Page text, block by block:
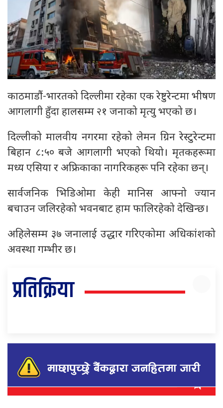
काठमाडौं-भारतको दिल्लीमा रहेका एक रेष्टुरेन्टमा भीषण
आगलागी हुँदा हालसम्म २१ जनाको मृत्यु भएको छ।
दिल्लीको मालवीय नगरमा रहेको लेमन ग्रिन रेस्टुरेन्टमा
बिहान ८:५० बजे आगलागी भएको थियो। मृतकहरूमा
मध्य एसिया र अफ्रिकाका नागरिकहरू पनि रहेका छन्।
सार्वजनिक भिडिओमा केही मानिस आफ्नो ज्यान
बचाउन जलिरहेको भवनबाट हाम फालिरहेको देखिन्छ।
अहिलेसम्म ३७ जनालाई उद्धार गरिएकोमा अधिकांशको
अवस्था गम्भीर छ।
प्रतिक्रिया